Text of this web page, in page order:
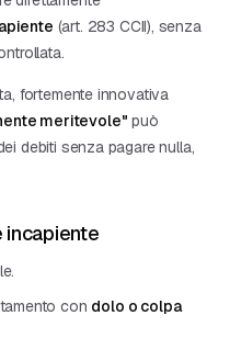
(art. 283 CCII), senza
fortemente innovativa
meritevole" può
debiti senza pagare nulla,
incapiente
con dolo o colpa